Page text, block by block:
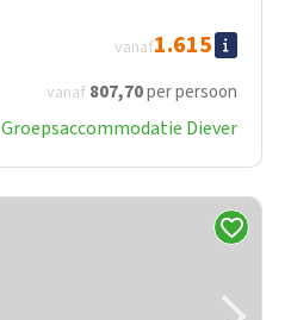
vanaf 807,70per persoon
vanaf1.615
Groepsaccommodatie Diever